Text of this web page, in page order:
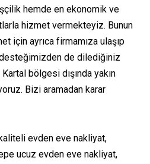
hemde en ekonomik ve
hizmet vermekteyiz. Bunun
için ayrıca firmamıza ulaşıp
de dilediğiniz
bölgesi dışında yakın
Bizi aramadan karar
evden eve nakliyat,
ucuz evden eve nakliyat,